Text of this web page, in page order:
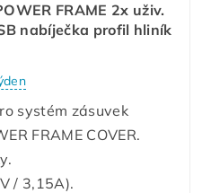
FRAME 2x uživ.
nabíječka profil hliník
systém zásuvek
FRAME COVER.
/ 3,15A).